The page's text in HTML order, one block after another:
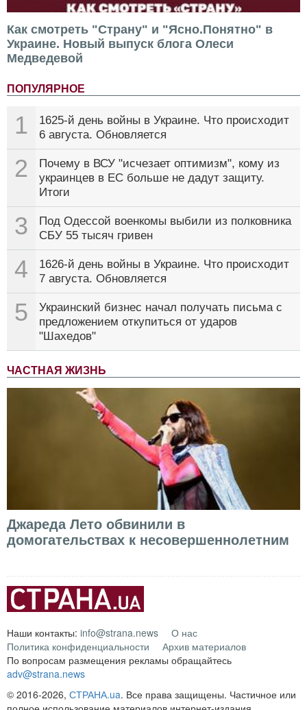
Как смотреть "Страну" и "Ясно.Понятно" в
Украине. Новый выпуск блога Олеси
Медведевой
ПОПУЛЯРНОЕ
1
1625-й день войны в Украине. Что происходит
6 августа. Обновляется
2
Почему в ВСУ "исчезает оптимизм", кому из
украинцев в ЕС больше не дадут защиту.
Итоги
3
Под Одессой военкомы выбили из полковника
СБУ 55 тысяч гривен
4
1626-й день войны в Украине. Что происходит
7 августа. Обновляется
5
Украинский бизнес начал получать письма с
предложением откупиться от ударов
"Шахедов"
ЧАСТНАЯ ЖИЗНЬ
Джареда Лето обвинили в
домогательствах к несовершеннолетним
Наши контакты: info@strana.news
О нас
Политика конфиденциальности
Архив материалов
По вопросам размещения рекламы обращайтесь
adv@strana.news
© 2016-2026, СТРАНА.ua. Все права защищены. Частичное или